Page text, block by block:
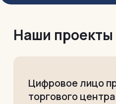
Наши проекты
Цифровое лицо
торгового центра